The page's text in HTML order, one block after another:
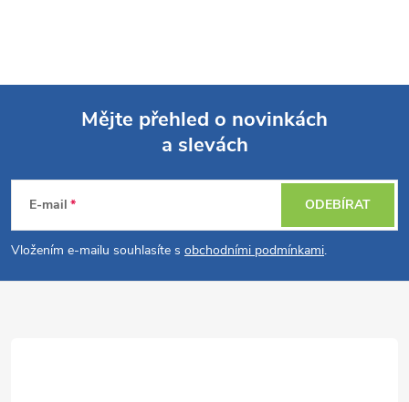
p
a
Mějte přehled o novinkách
a slevách
E-mail
Vložením e-mailu souhlasíte s obchodními podmínkami.
ODEBÍRAT